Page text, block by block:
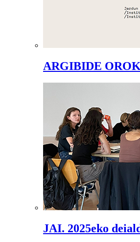
ARGIBIDE
JAI. 2025eko